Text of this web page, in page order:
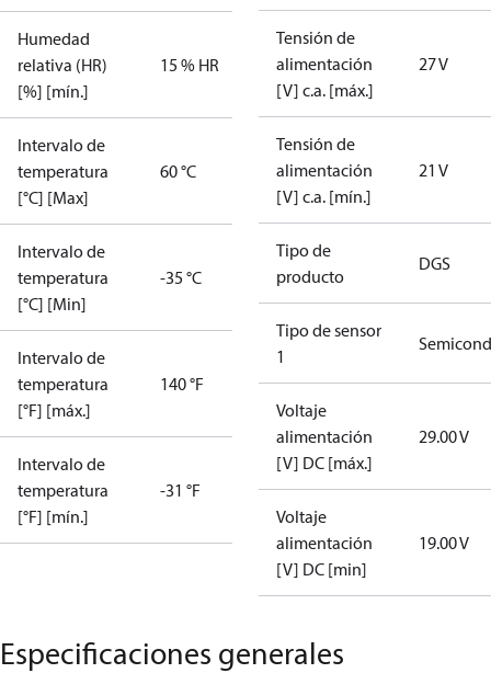
Humedad
relativa (HR)
[%] [mín.]
15 % HR
Intervalo de
temperatura
[°C] [Max]
60 °C
Intervalo de
temperatura
[°C] [Min]
-35 °C
Intervalo de
temperatura
[°F] [máx.]
140 °F
Intervalo de
temperatura
[°F] [mín.]
-31 °F
Tensión de
alimentación
[V] c.a. [máx.]
27 V
Tensión de
alimentación
[V] c.a. [mín.]
21 V
Tipo de
producto
DGS
Tipo de sensor
1
Voltaje
alimentación
[V] DC [máx.]
29.00 V
Voltaje
alimentación
[V] DC [min]
19.00 V
Especificaciones generales